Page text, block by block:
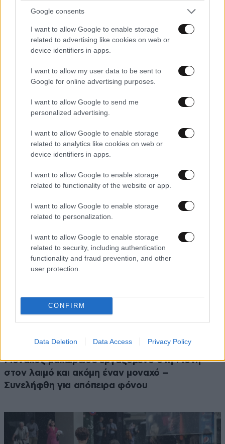
Google consents
I want to allow Google to enable storage
related to advertising like cookies on web or
device identifiers in apps.
I want to allow my user data to be sent to
Google for online advertising purposes.
I want to allow Google to send me
personalized advertising.
I want to allow Google to enable storage
related to analytics like cookies on web or
device identifiers in apps.
I want to allow Google to enable storage
related to functionality of the website or app.
I want to allow Google to enable storage
related to personalization.
I want to allow Google to enable storage
related to security, including authentication
functionality and fraud prevention, and other
user protection.
CONFIRM
Data Deletion Data Access Privacy Policy
ΚΟΣΜΟΣ 2 ω. πριν
Η Τουρκία προκαλεί «γκριζάροντας» ξανά το
Αιγαίο – Μετά το Χωροταξικό Πλαίσιο για τον
ελληνικό τουρισμό, το τουρκικό ΥΠΕΞ τραβάει
το σχοινί
Μοναχός μαχαίρωσε εργαζόμενο στη Μονή
στον λαιμό και ακόμη έναν μοναχό –
Συνελήφθη για απόπειρα φόνου